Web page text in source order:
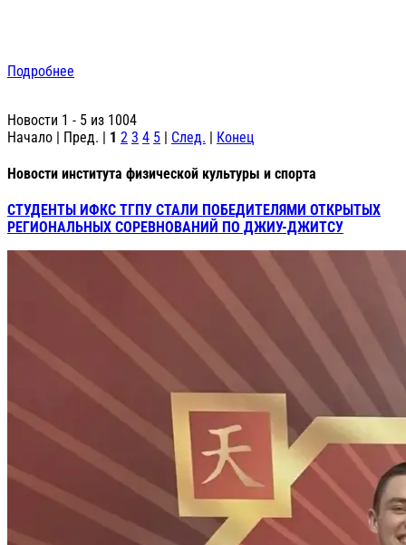
Подробнее
Новости 1 - 5 из 1004
Начало | Пред. | 1 2 3 4 5 | След. | Конец
Новости института физической культуры и спорта
СТУДЕНТЫ ИФКС ТГПУ СТАЛИ ПОБЕДИТЕЛЯМИ ОТКРЫТЫХ
РЕГИОНАЛЬНЫХ СОРЕВНОВАНИЙ ПО ДЖИУ-ДЖИТСУ